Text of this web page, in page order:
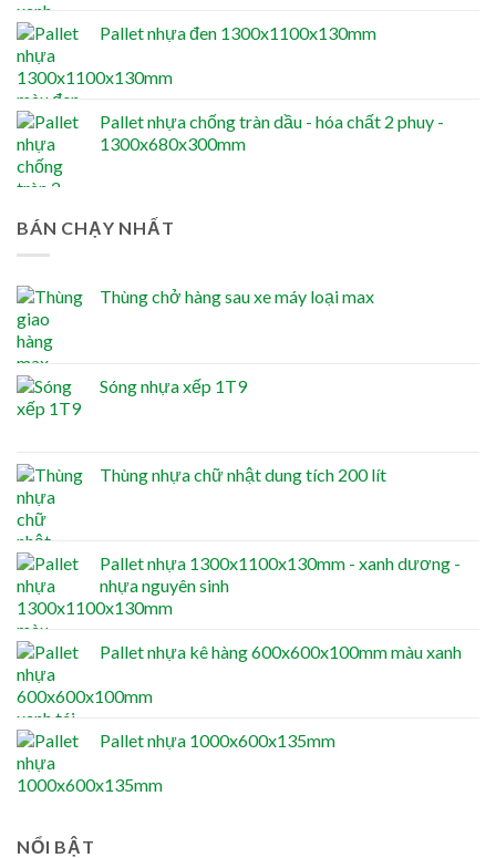
Pallet nhựa đen 1300x1100x130mm
Pallet nhựa chống tràn dầu - hóa chất 2 phuy -
1300x680x300mm
BÁN CHẠY NHẤT
Thùng chở hàng sau xe máy loại max
Sóng nhựa xếp 1T9
Thùng nhựa chữ nhật dung tích 200 lít
Pallet nhựa 1300x1100x130mm - xanh dương -
nhựa nguyên sinh
Pallet nhựa kê hàng 600x600x100mm màu xanh
Pallet nhựa 1000x600x135mm
NỔI BẬT